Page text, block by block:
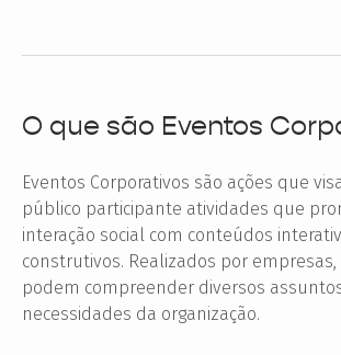
O que são Eventos
Eventos Corporativos são ações que
público participante atividades que
interação social com conteúdos
construtivos. Realizados por
podem compreender diversos
necessidades da organização.